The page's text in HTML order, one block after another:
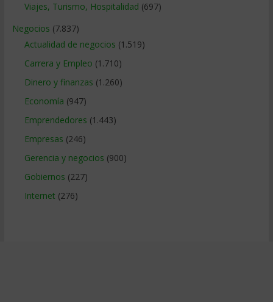
Viajes, Turismo, Hospitalidad (697)
Negocios (7.837)
Actualidad de negocios (1.519)
Carrera y Empleo (1.710)
Dinero y finanzas (1.260)
Economía (947)
Emprendedores (1.443)
Empresas (246)
Gerencia y negocios (900)
Gobiernos (227)
Internet (276)